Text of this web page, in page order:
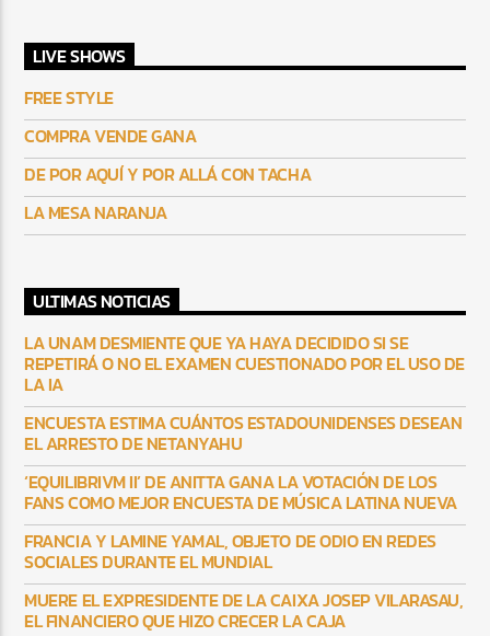
LIVE SHOWS
FREE STYLE
COMPRA VENDE GANA
DE POR AQUÍ Y POR ALLÁ CON TACHA
LA MESA NARANJA
ULTIMAS NOTICIAS
LA UNAM DESMIENTE QUE YA HAYA DECIDIDO SI SE
REPETIRÁ O NO EL EXAMEN CUESTIONADO POR EL USO DE
LA IA
ENCUESTA ESTIMA CUÁNTOS ESTADOUNIDENSES DESEAN
EL ARRESTO DE NETANYAHU
‘EQUILIBRIVM II’ DE ANITTA GANA LA VOTACIÓN DE LOS
FANS COMO MEJOR ENCUESTA DE MÚSICA LATINA NUEVA
FRANCIA Y LAMINE YAMAL, OBJETO DE ODIO EN REDES
SOCIALES DURANTE EL MUNDIAL
MUERE EL EXPRESIDENTE DE LA CAIXA JOSEP VILARASAU,
EL FINANCIERO QUE HIZO CRECER LA CAJA